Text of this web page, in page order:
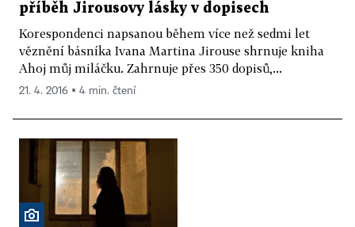
příběh Jirousovy lásky v dopisech
Korespondenci napsanou během více než sedmi let
věznění básníka Ivana Martina Jirouse shrnuje kniha
Ahoj můj miláčku. Zahrnuje přes 350 dopisů,...
21. 4. 2016 ▪ 4 min. čtení